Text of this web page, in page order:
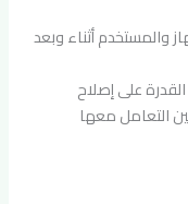
والمستخدم أثناء وبعد
على إصلاح
التعامل معها